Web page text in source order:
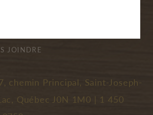
JOINDRE
chemin Principal, Saint-Joseph-
Québec J0N 1M0 | 1 450